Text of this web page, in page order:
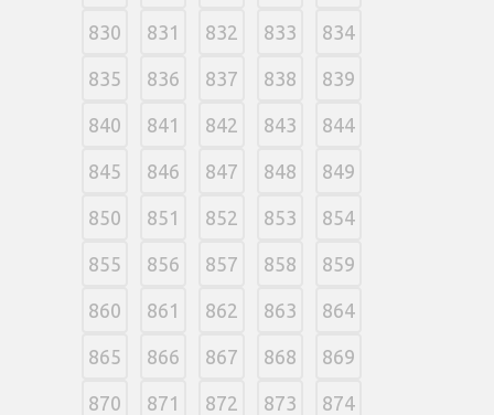
830 831 832 833 834
835 836 837 838 839
840 841 842 843 844
845 846 847 848 849
850 851 852 853 854
855 856 857 858 859
860 861 862 863 864
865 866 867 868 869
870 871 872 873 874